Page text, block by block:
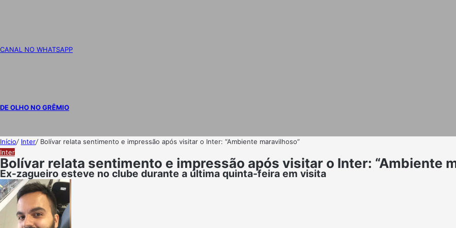
CANAL NO WHATSAPP
DE OLHO NO GRÊMIO
Início/ Inter/ Bolívar relata sentimento e impressão após visitar o Inter: “Ambiente maravilhoso”
Inter
Bolívar relata sentimento e impressão após visitar o Inter: “Ambiente
Ex-zagueiro esteve no clube durante a última quinta-feira em visita